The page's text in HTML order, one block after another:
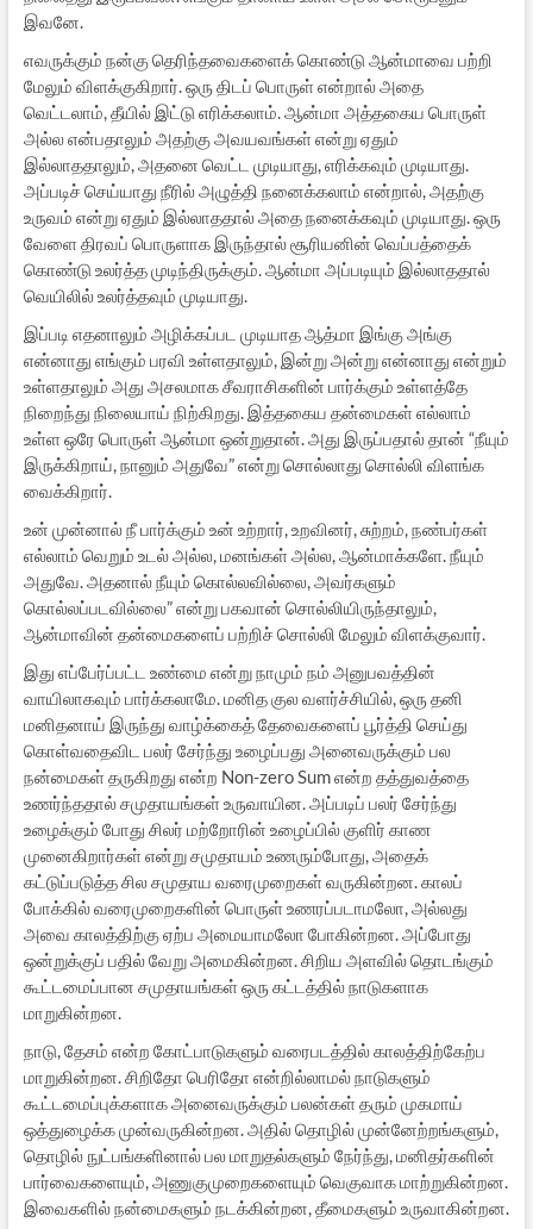
இவனே.
எவருக்கும் நன்கு தெரிந்தவைகளைக் கொண்டு ஆன்மாவை பற்றி
மேலும் விளக்குகிறார். ஒரு திடப் பொருள் என்றால் அதை
வெட்டலாம், தீயில் இட்டு எரிக்கலாம். ஆன்மா அத்தகைய பொருள்
அல்ல என்பதாலும் அதற்கு அவயவங்கள் என்று ஏதும்
இல்லாததாலும், அதனை வெட்ட முடியாது, எரிக்கவும் முடியாது.
அப்படிச் செய்யாது நீரில் அழுத்தி நனைக்கலாம் என்றால், அதற்கு
உருவம் என்று ஏதும் இல்லாததால் அதை நனைக்கவும் முடியாது. ஒரு
வேளை திரவப் பொருளாக இருந்தால் சூரியனின் வெப்பத்தைக்
கொண்டு உலர்த்த முடிந்திருக்கும். ஆன்மா அப்படியும் இல்லாததால்
வெயிலில் உலர்த்தவும் முடியாது.
இப்படி எதனாலும் அழிக்கப்பட முடியாத ஆத்மா இங்கு அங்கு
என்னாது எங்கும் பரவி உள்ளதாலும், இன்று அன்று என்னாது என்றும்
உள்ளதாலும் அது அசலமாக சீவராசிகளின் பார்க்கும் உள்ளத்தே
நிறைந்து நிலையாய் நிற்கிறது. இத்தகைய தன்மைகள் எல்லாம்
உள்ள ஒரே பொருள் ஆன்மா ஒன்றுதான். அது இருப்பதால் தான் “நீயும்
இருக்கிறாய், நானும் அதுவே” என்று சொல்லாது சொல்லி விளங்க
வைக்கிறார்.
உன் முன்னால் நீ பார்க்கும் உன் உற்றார், உறவினர், சுற்றம், நண்பர்கள்
எல்லாம் வெறும் உடல் அல்ல, மனங்கள் அல்ல, ஆன்மாக்களே. நீயும்
அதுவே. அதனால் நீயும் கொல்லவில்லை, அவர்களும்
கொல்லப்படவில்லை” என்று பகவான் சொல்லியிருந்தாலும்,
ஆன்மாவின் தன்மைகளைப் பற்றிச் சொல்லி மேலும் விளக்குவார்.
இது எப்பேர்ப்பட்ட உண்மை என்று நாமும் நம் அனுபவத்தின்
வாயிலாகவும் பார்க்கலாமே. மனித குல வளர்ச்சியில், ஒரு தனி
மனிதனாய் இருந்து வாழ்க்கைத் தேவைகளைப் பூர்த்தி செய்து
கொள்வதைவிட பலர் சேர்ந்து உழைப்பது அனைவருக்கும் பல
நன்மைகள் தருகிறது என்ற Non-zero Sum என்ற தத்துவத்தை
உணர்ந்ததால் சமுதாயங்கள் உருவாயின. அப்படிப் பலர் சேர்ந்து
உழைக்கும் போது சிலர் மற்றோரின் உழைப்பில் குளிர் காண
முனைகிறார்கள் என்று சமுதாயம் உணரும்போது, அதைக்
கட்டுப்படுத்த சில சமுதாய வரைமுறைகள் வருகின்றன. காலப்
போக்கில் வரைமுறைகளின் பொருள் உணரப்படாமலோ, அல்லது
அவை காலத்திற்கு ஏற்ப அமையாமலோ போகின்றன. அப்போது
ஒன்றுக்குப் பதில் வேறு அமைகின்றன. சிறிய அளவில் தொடங்கும்
கூட்டமைப்பான சமுதாயங்கள் ஒரு கட்டத்தில் நாடுகளாக
மாறுகின்றன.
நாடு, தேசம் என்ற கோட்பாடுகளும் வரைபடத்தில் காலத்திற்கேற்ப
மாறுகின்றன. சிறிதோ பெரிதோ என்றில்லாமல் நாடுகளும்
கூட்டமைப்புக்களாக அனைவருக்கும் பலன்கள் தரும் முகமாய்
ஒத்துழைக்க முன்வருகின்றன. அதில் தொழில் முன்னேற்றங்களும்,
தொழில் நுட்பங்களினால் பல மாறுதல்களும் நேர்ந்து, மனிதர்களின்
பார்வைகளையும், அணுகுமுறைகளையும் வெகுவாக மாற்றுகின்றன.
இவைகளில் நன்மைகளும் நடக்கின்றன, தீமைகளும் உருவாகின்றன.